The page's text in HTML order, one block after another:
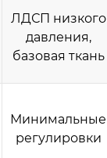
ЛДСП низкого
давления,
базовая ткань
Минимальные
регулировки